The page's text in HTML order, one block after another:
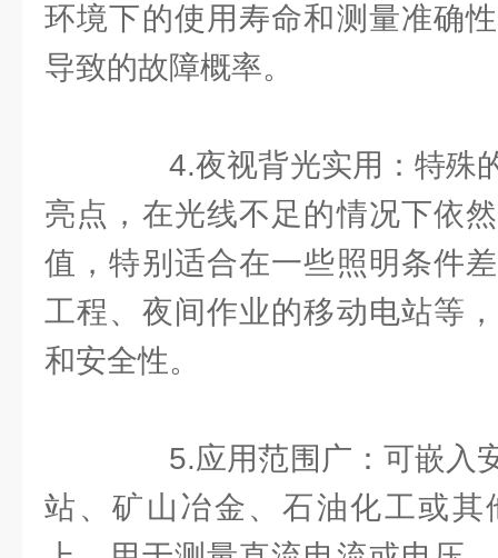
环境下的使用寿命和测量准确
导致的故障概率。
4.夜视背光实用：特殊
亮点，在光线不足的情况下依
值，特别适合在一些照明条件
工程、夜间作业的移动电站等
和安全性。
5.应用范围广：可嵌入
站、矿山冶金、石油化工或其